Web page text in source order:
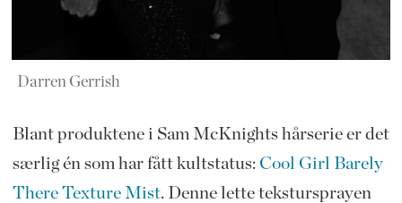
Darren Gerrish
Blant produktene i Sam McKnights hårserie er det
særlig én som har fått kultstatus: Cool Girl Barely
There Texture Mist. Denne lette tekstursprayen